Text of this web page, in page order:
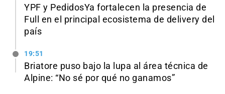
YPF y PedidosYa fortalecen la presencia de
Full en el principal ecosistema de delivery del
país
19:51
Briatore puso bajo la lupa al área técnica de
Alpine: “No sé por qué no ganamos”